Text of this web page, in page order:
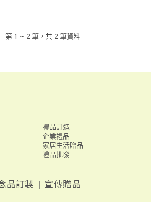
第 1 ~ 2 筆，共 2 筆資料
禮品訂造
企業禮品
家居生活贈品
禮品批發
品訂製 | 宣傳贈品